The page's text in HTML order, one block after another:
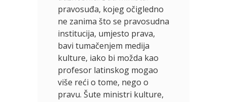
pravosuđa, kojeg očigledno
ne zanima što se pravosudna
institucija, umjesto prava,
bavi tumačenjem medija
kulture, iako bi možda kao
profesor latinskog mogao
više reći o tome, nego o
pravu. Šute ministri kulture,